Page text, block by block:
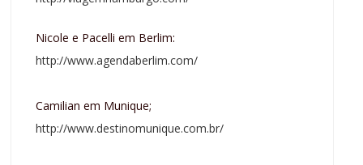
Nicole e Pacelli em Berlim:
http://www.agendaberlim.com/
Camilian em Munique;
http://www.destinomunique.com.br/